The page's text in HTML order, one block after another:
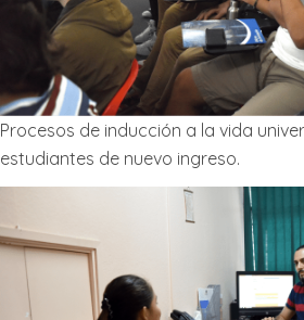
Procesos de inducción a la vida
estudiantes de nuevo ingreso.